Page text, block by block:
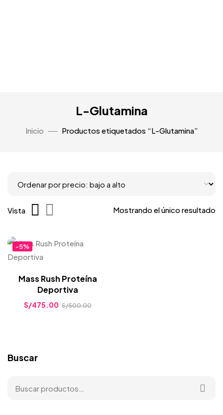
L-Glutamina
Inicio Productos etiquetados “L-Glutamina”
Mostrando el único resultado
Vista
-5%
Mass Rush Proteína
Deportiva
S/475.00 S/500.00
Buscar